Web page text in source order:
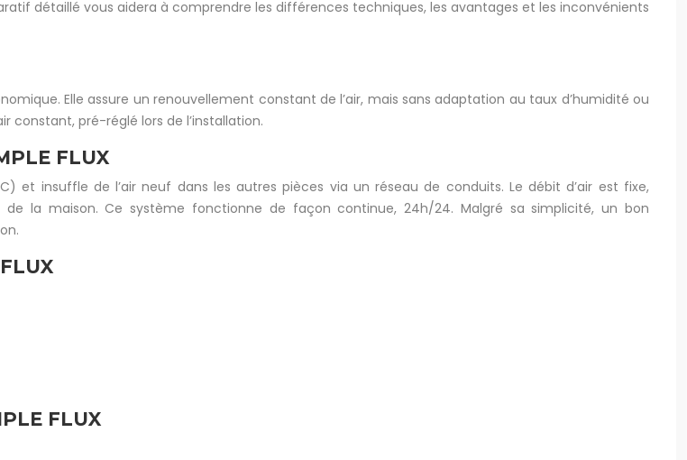
détaillé vous aidera à comprendre les différences techniques, les avantages et les inconvénients
Elle assure un renouvellement constant de l’air, mais sans adaptation au taux d’humidité ou
constant, pré-réglé lors de l’installation.
FLUX
et insuffle de l’air neuf dans les autres pièces via un réseau de conduits. Le débit d’air est fixe,
la maison. Ce système fonctionne de façon continue, 24h/24. Malgré sa simplicité, un bon
FLUX